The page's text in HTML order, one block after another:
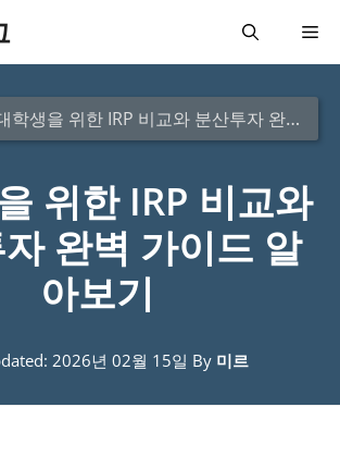
메
뉴
학생을 위한 IRP 비교와 분산투자 완벽 가이드 알아보기
위한 IRP 비교와
완벽 가이드 알
아보기
2026년 02월 15일 By 미르